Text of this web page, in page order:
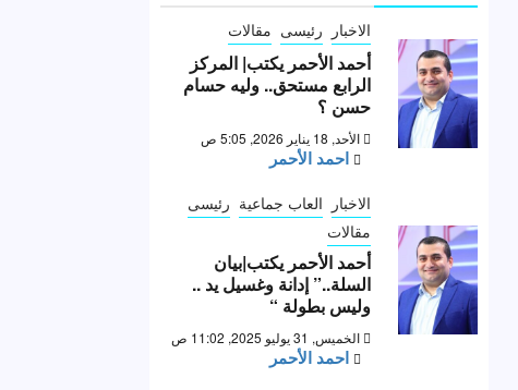
الاخبار رئيسى مقالات
أحمد الأحمر يكتب| المركز
الرابع مستحق.. وليه حسام
حسن ؟
الأحد, 18 يناير 2026, 5:05 ص
احمد الأحمر
الاخبار العاب جماعية رئيسى
مقالات
أحمد الأحمر يكتب|بيان
السلة..” إدانة وغسيل يد ..
وليس بطولة “
الخميس, 31 يوليو 2025, 11:02 ص
احمد الأحمر